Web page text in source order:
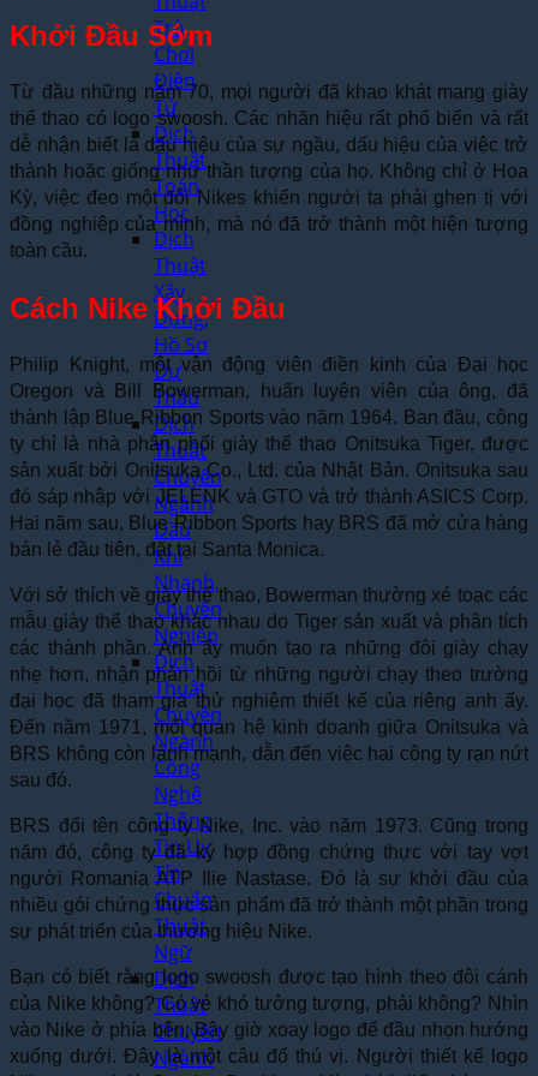
Trò
Chơi
Điện
Tử
Dịch
Thuật
Toán
Học
Dịch
Thuật
Xây
Dựng,
Hồ Sơ
Dự
Thầu
Dịch
Thuật
Chuyên
Ngành
Dầu
Khí
Nhanh,
Chuyên
Nghiệp
Dịch
Thuật
Chuyên
Ngành
Công
Nghệ
Thông
Tin Uy
Tín,
Chuẩn
Thuật
Ngữ
Dịch
Thuật
Chuyên
Ngành
Khởi Đầu Sớm
Từ đầu những năm 70, mọi người đã khao khát mang giày
thể thao có logo swoosh. Các nhãn hiệu rất phổ biến và rất
dễ nhận biết là dấu hiệu của sự ngầu, dấu hiệu của việc trở
thành hoặc giống như thần tượng của họ. Không chỉ ở Hoa
Kỳ, việc đeo một đôi Nikes khiến người ta phải ghen tị với
đồng nghiệp của mình, mà nó đã trở thành một hiện tượng
toàn cầu.
Cách Nike Khởi Đầu
Philip Knight, một vận động viên điền kinh của Đại học
Oregon và Bill Bowerman, huấn luyện viên của ông, đã
thành lập Blue Ribbon Sports vào năm 1964. Ban đầu, công
ty chỉ là nhà phân phối giày thể thao Onitsuka Tiger, được
sản xuất bởi Onitsuka Co., Ltd. của Nhật Bản. Onitsuka sau
đó sáp nhập với JELENK và GTO và trở thành ASICS Corp.
Hai năm sau, Blue Ribbon Sports hay BRS đã mở cửa hàng
bán lẻ đầu tiên, đặt tại Santa Monica.
Với sở thích về giày thể thao, Bowerman thường xé toạc các
mẫu giày thể thao khác nhau do Tiger sản xuất và phân tích
các thành phần. Anh ấy muốn tạo ra những đôi giày chạy
nhẹ hơn, nhận phản hồi từ những người chạy theo trường
đại học đã tham gia thử nghiệm thiết kế của riêng anh ấy.
Đến năm 1971, mối quan hệ kinh doanh giữa Onitsuka và
BRS không còn lành mạnh, dẫn đến việc hai công ty rạn nứt
sau đó.
BRS đổi tên công ty Nike, Inc. vào năm 1973. Cũng trong
năm đó, công ty đã ký hợp đồng chứng thực với tay vợt
người Romania ATP Ilie Nastase. Đó là sự khởi đầu của
nhiều gói chứng thực sản phẩm đã trở thành một phần trong
sự phát triển của thương hiệu Nike.
Bạn có biết rằng logo swoosh được tạo hình theo đôi cánh
của Nike không? Có vẻ khó tưởng tượng, phải không? Nhìn
vào Nike ở phía bên; Bây giờ xoay logo để đầu nhọn hướng
xuống dưới. Đây là một câu đố thú vị. Người thiết kế logo